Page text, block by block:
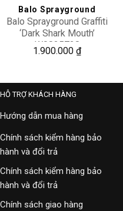
Balo Sprayground
Balo Sprayground Graffiti
‘Dark Shark Mouth’
W0835728
1.900.000 ₫
HỖ TRỢ KHÁCH HÀNG
Hướng dẫn mua hàng
Chính sách kiểm hàng bảo
hành và đổi trả
Chính sách kiểm hàng bảo
hành và đổi trả
Chính sách giao hàng